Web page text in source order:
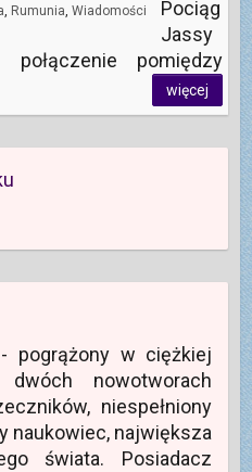
, Rumunia, Wiadomości
Pociąg
Jassy
pomiędzy
więcej
- pogrążony w ciężkiej
nowotworach
niespełniony
naukowiec, największa
świata. Posiadacz